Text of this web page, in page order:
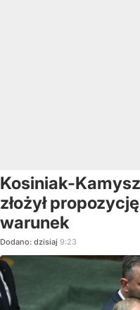
Kosiniak-
złożył
warunek
Dodano: dzisiaj 9:23